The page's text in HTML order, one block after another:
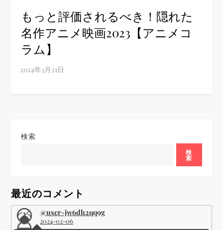
もっと評価されるべき！隠れた
名作アニメ映画2023【アニメコ
ラム】
検索
検
索
最近のコメント
@user-jw6dh2qq9g
2024-02-06